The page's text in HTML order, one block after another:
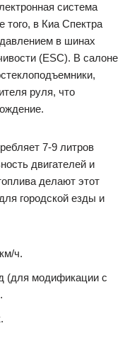
система
того, в Киа Спектра
в шинах
(ESC). В салоне
руля, что
7-9 литров
двигателей и
делают этот
городской езды и
ч.
(для модификации с